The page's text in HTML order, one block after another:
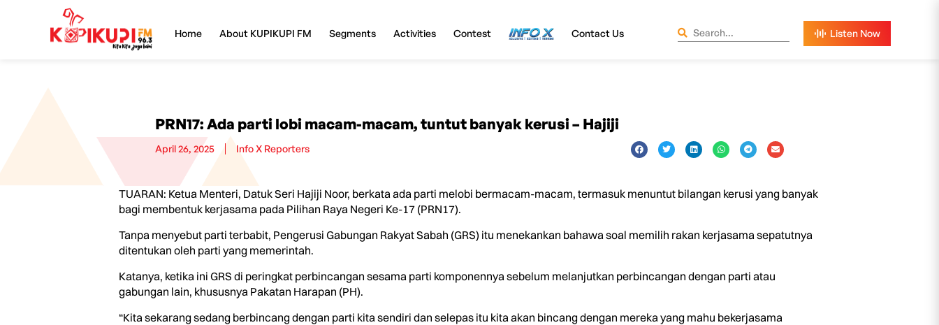
Home About KUPIKUPI FM Segments Activities Contest InfoX Contact Us
PRN17: Ada parti lobi macam-macam, tuntut banyak kerusi – Hajiji
April 26, 2025 Info X Reporters
TUARAN: Ketua Menteri, Datuk Seri Hajiji Noor, berkata ada parti melobi bermacam-macam, termasuk menuntut bilangan kerusi yang banyak
bagi membentuk kerjasama pada Pilihan Raya Negeri Ke-17 (PRN17).
Tanpa menyebut parti terbabit, Pengerusi Gabungan Rakyat Sabah (GRS) itu menekankan bahawa soal memilih rakan kerjasama sepatutnya
ditentukan oleh parti yang memerintah.
Katanya, ketika ini GRS di peringkat perbincangan sesama parti komponennya sebelum melanjutkan perbincangan dengan parti atau
gabungan lain, khususnya Pakatan Harapan (PH).
“Kita sekarang sedang berbincang dengan parti kita sendiri dan selepas itu kita akan bincang dengan mereka yang mahu bekerjasama